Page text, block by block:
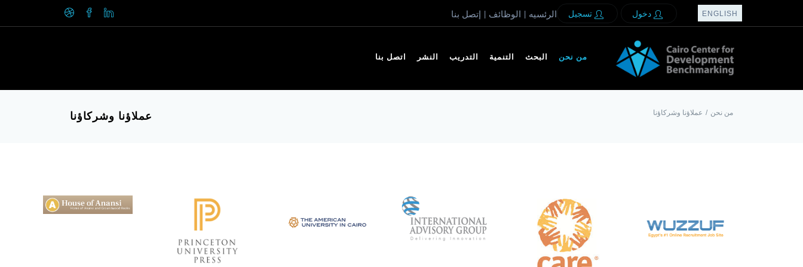
الرئسيه الوظائف إتصل بنا دخول تسجيل ENGLISH
من نحن البحث التنمية التدريب النشر اتصل بنا
عملاؤنا وشركاؤنا من نحن / عملاؤنا وشركاؤنا